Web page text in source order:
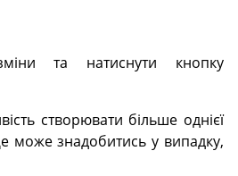
та натиснути кнопку
створювати більше однієї
може знадобитись у випадку,